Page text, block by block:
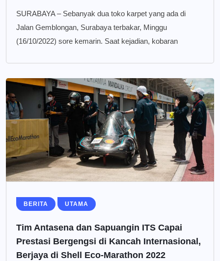
SURABAYA – Sebanyak dua toko karpet yang ada di
Jalan Gemblongan, Surabaya terbakar, Minggu
(16/10/2022) sore kemarin. Saat kejadian, kobaran
BERITA UTAMA
Tim Antasena dan Sapuangin ITS Capai
Prestasi Bergengsi di Kancah Internasional,
Berjaya di Shell Eco-Marathon 2022